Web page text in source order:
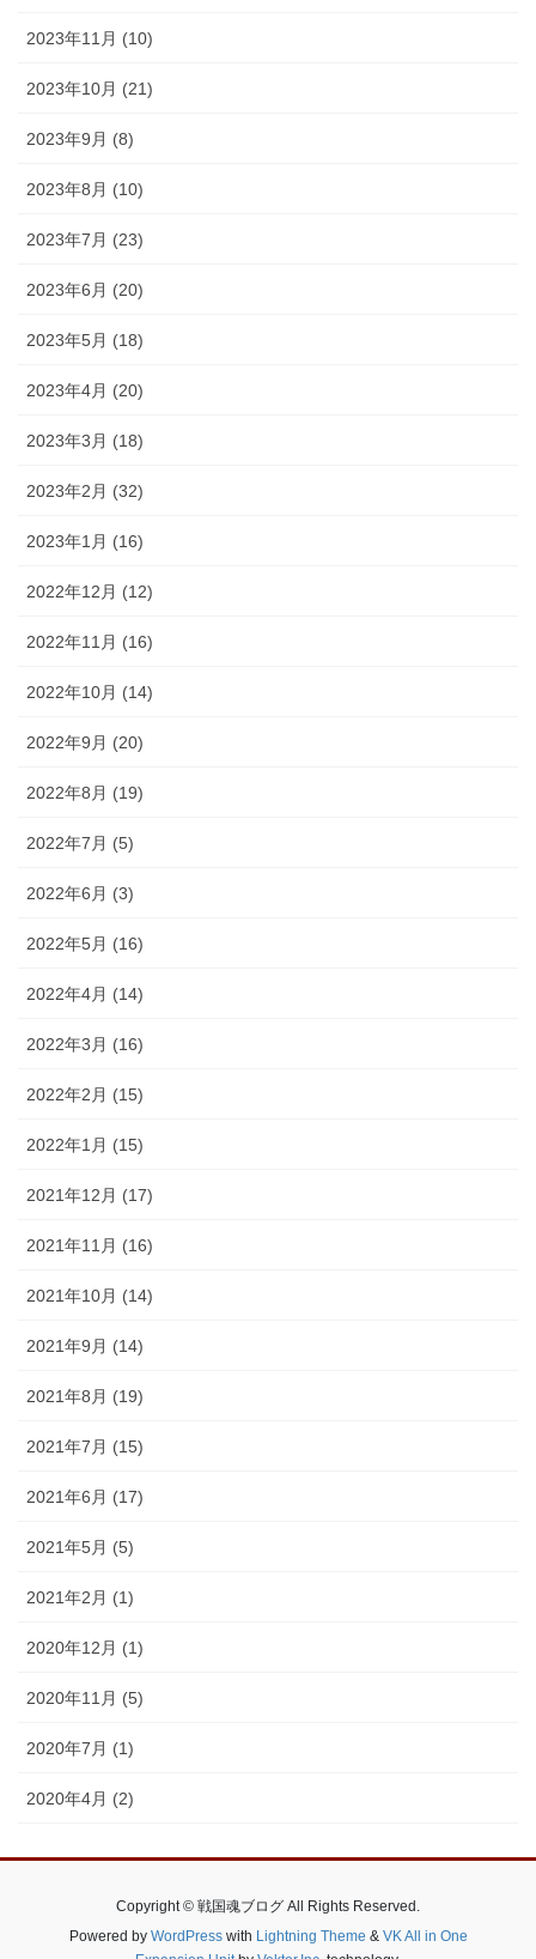
2023年11月 (10)
2023年10月 (21)
2023年9月 (8)
2023年8月 (10)
2023年7月 (23)
2023年6月 (20)
2023年5月 (18)
2023年4月 (20)
2023年3月 (18)
2023年2月 (32)
2023年1月 (16)
2022年12月 (12)
2022年11月 (16)
2022年10月 (14)
2022年9月 (20)
2022年8月 (19)
2022年7月 (5)
2022年6月 (3)
2022年5月 (16)
2022年4月 (14)
2022年3月 (16)
2022年2月 (15)
2022年1月 (15)
2021年12月 (17)
2021年11月 (16)
2021年10月 (14)
2021年9月 (14)
2021年8月 (19)
2021年7月 (15)
2021年6月 (17)
2021年5月 (5)
2021年2月 (1)
2020年12月 (1)
2020年11月 (5)
2020年7月 (1)
2020年4月 (2)
Copyright © 戦国魂ブログ All Rights Reserved.
Powered by WordPresswith Lightning Theme & VK All in One